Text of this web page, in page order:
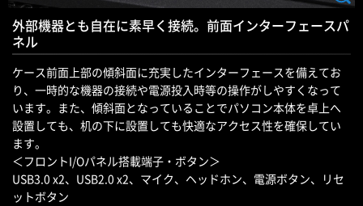
外部機器とも自在に素早く接続。前面インターフェースパ
ネル
ケース前面上部の傾斜面に充実したインターフェースを備えてお
り、一時的な機器の接続や電源投入時等の操作がしやすくなって
います。また、傾斜面となっていることでパソコン本体を卓上へ
設置しても、机の下に設置しても快適なアクセス性を確保してい
ます。
＜フロントI/Oパネル搭載端子・ボタン＞
USB3.0 x2、USB2.0 x2、マイク、ヘッドホン、電源ボタン、リセ
ットボタン